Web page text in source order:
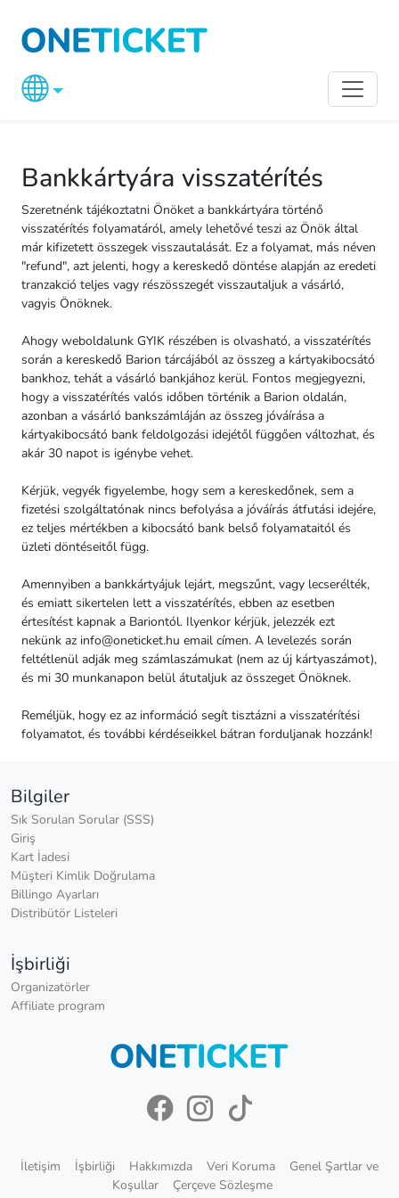
Bankkártyára visszatérítés
Szeretnénk tájékoztatni Önöket a bankkártyára történő
visszatérítés folyamatáról, amely lehetővé teszi az Önök által
már kifizetett összegek visszautalását. Ez a folyamat, más néven
"refund", azt jelenti, hogy a kereskedő döntése alapján az eredeti
tranzakció teljes vagy részösszegét visszautaljuk a vásárló,
vagyis Önöknek.
Ahogy weboldalunk GYIK részében is olvasható, a visszatérítés
során a kereskedő Barion tárcájából az összeg a kártyakibocsátó
bankhoz, tehát a vásárló bankjához kerül. Fontos megjegyezni,
hogy a visszatérítés valós időben történik a Barion oldalán,
azonban a vásárló bankszámláján az összeg jóváírása a
kártyakibocsátó bank feldolgozási idejétől függően változhat, és
akár 30 napot is igénybe vehet.
Kérjük, vegyék figyelembe, hogy sem a kereskedőnek, sem a
fizetési szolgáltatónak nincs befolyása a jóváírás átfutási idejére,
ez teljes mértékben a kibocsátó bank belső folyamataitól és
üzleti döntéseitől függ.
Amennyiben a bankkártyájuk lejárt, megszűnt, vagy lecserélték,
és emiatt sikertelen lett a visszatérítés, ebben az esetben
értesítést kapnak a Bariontól. Ilyenkor kérjük, jelezzék ezt
nekünk az info@oneticket.hu email címen. A levelezés során
feltétlenül adják meg számlaszámukat (nem az új kártyaszámot),
és mi 30 munkanapon belül átutaljuk az összeget Önöknek.
Reméljük, hogy ez az információ segít tisztázni a visszatérítési
folyamatot, és további kérdéseikkel bátran forduljanak hozzánk!
Bilgiler
Sık Sorulan Sorular (SSS)
Giriş
Kart İadesi
Müşteri Kimlik Doğrulama
Billingo Ayarları
Distribütör Listeleri
İşbirliği
Organizatörler
Affiliate program
İletişim İşbirliği Hakkımızda Veri Koruma
Genel Şartlar ve
Koşullar
Çerçeve Sözleşme